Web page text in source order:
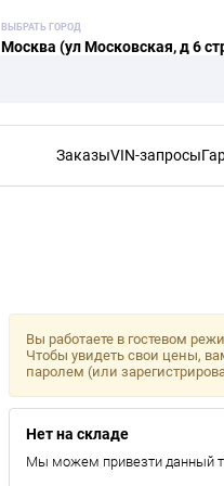
ВЫБРАТЬ ГОРОД
Москва (ул Московская, д 6
ЗаказыVIN-запросы
Вы работаете в гостевом
Чтобы увидеть свои цены,
паролем (или
Нет на складе
Мы можем привезти данный